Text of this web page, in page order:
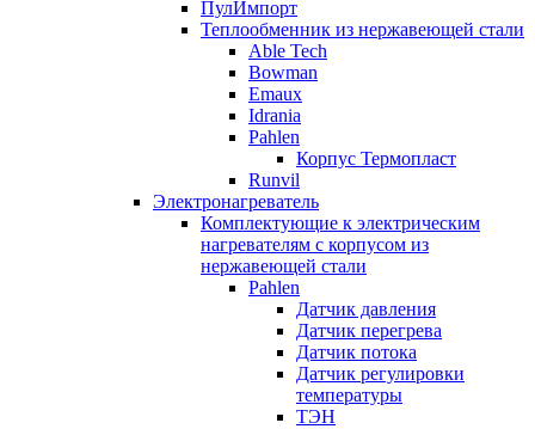
ПулИмпорт
Теплообменник из нержавеющей стали
Able Tech
Bowman
Emaux
Idrania
Pahlen
Корпус Термопласт
Runvil
Электронагреватель
Комплектующие к электрическим
нагревателям с корпусом из
нержавеющей стали
Pahlen
Датчик давления
Датчик перегрева
Датчик потока
Датчик регулировки
температуры
ТЭН